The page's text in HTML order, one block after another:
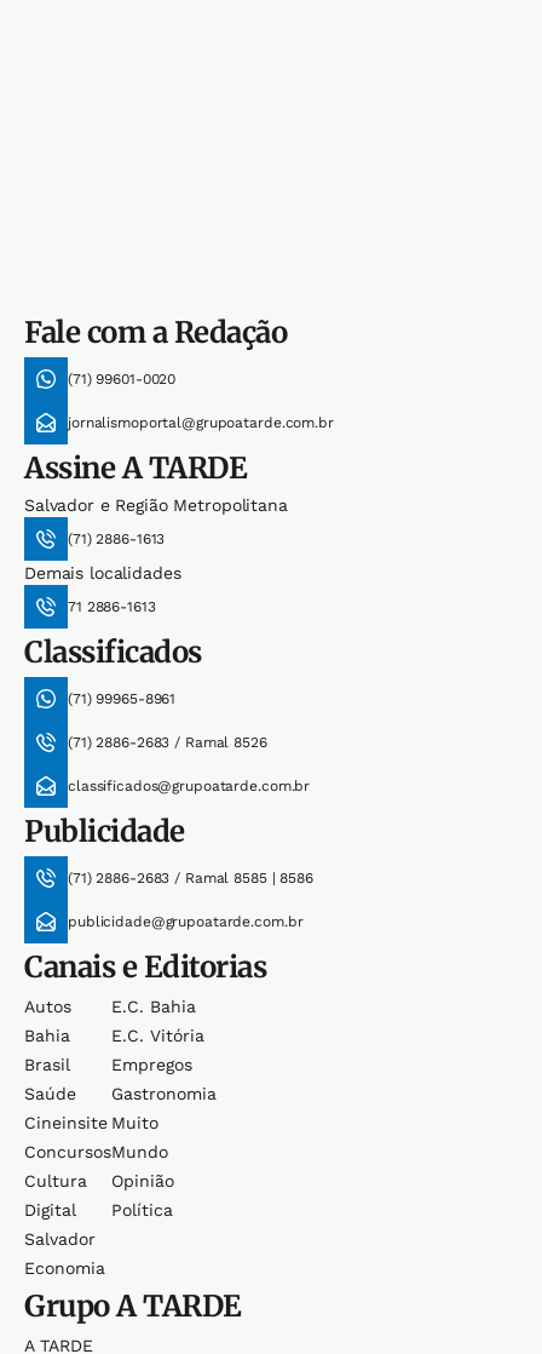
Fale com a Redação
(71) 99601-0020
jornalismoportal@grupoatarde.com.br
AssineA TARDE
Salvador e Região Metropolitana
(71) 2886-1613
Demais localidades
71 2886-1613
Classificados
(71) 99965-8961
(71) 2886-2683 / Ramal 8526
classificados@grupoatarde.com.br
Publicidade
(71) 2886-2683 / Ramal 8585 | 8586
publicidade@grupoatarde.com.br
Canais e Editorias
Autos
Bahia
Brasil
Saúde
Cineinsite
Concursos
Cultura
Digital
Salvador
Economia
E.c. Bahia
E.c. Vitória
Empregos
Gastronomia
Muito
Mundo
Opinião
Política
GrupoA TARDE
A TARDE